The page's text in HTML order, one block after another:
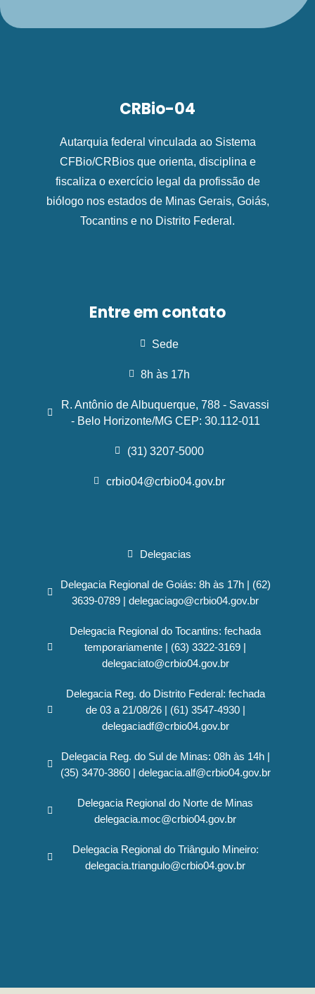
CRBio-04
Autarquia federal vinculada ao Sistema
CFBio/CRBios que orienta, disciplina e
fiscaliza o exercício legal da profissão de
biólogo nos estados de Minas Gerais, Goiás,
Tocantins e no Distrito Federal.
Entre em contato
Sede
8h às 17h
R. Antônio de Albuquerque, 788 - Savassi
- Belo Horizonte/MG CEP: 30.112-011
(31) 3207-5000
crbio04@crbio04.gov.br
Delegacias
Delegacia Regional de Goiás: 8h às 17h | (62)
3639-0789 | delegaciago@crbio04.gov.br
Delegacia Regional do Tocantins: fechada
temporariamente | (63) 3322-3169 |
delegaciato@crbio04.gov.br
Delegacia Reg. do Distrito Federal: fechada
de 03 a 21/08/26 | (61) 3547-4930 |
delegaciadf@crbio04.gov.br
Delegacia Reg. do Sul de Minas: 08h às 14h |
(35) 3470-3860 | delegacia.alf@crbio04.gov.br
Delegacia Regional do Norte de Minas
delegacia.moc@crbio04.gov.br
Delegacia Regional do Triângulo Mineiro:
delegacia.triangulo@crbio04.gov.br